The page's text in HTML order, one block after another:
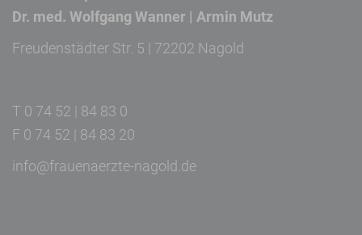
Dr. med. Wolfgang Wanner | Armin Mutz
Freudenstädter Str. 5 | 72202 Nagold
T 0 74 52 | 84 83 0
F 0 74 52 | 84 83 20
info@frauenaerzte-nagold.de